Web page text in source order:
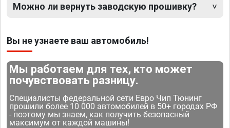
Можно ли вернуть заводскую прошивку?
Вы не узнаете ваш автомобиль!
Мы работаем для тех, кто может
почувствовать разницу.
Специалисты федеральной сети Евро Чип Тюнинг
прошили более 10 000 автомобилей в 50+ городах РФ
- поэтому мы знаем, как получить безопасный
максимум от каждой машины!